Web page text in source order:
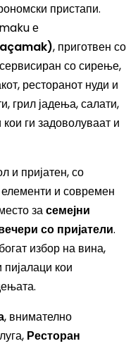
пристапи.
е
, приготвен со
со сирење,
ресторанот нуди и
грил јадења, салати,
ги задоволуваат и
и пријатен, со
и современ
засемејни
со пријатели.
избор на вина,
кои
, внимателно
Ресторан